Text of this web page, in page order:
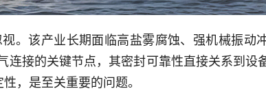
。该产业长期面临高盐雾腐蚀、强机械振动
接的关键节点，其密封可靠性直接关系到设
，是至关重要的问题。